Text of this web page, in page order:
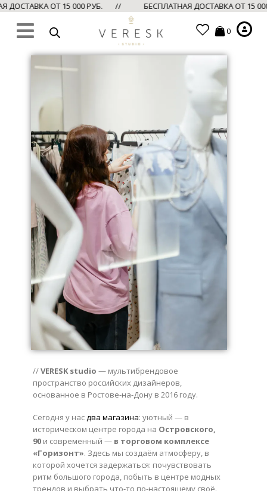
ДОСТАВКА ОТ 15 000 РУБ. // БЕСПЛАТНАЯ ДОСТАВКА ОТ 15
0
//VERESK studio — мультибрендовое
пространство российских дизайнеров,
основанное в Ростове-на-Дону в 2016 году.
Сегодня у насдва магазина: уютный — в
историческом центре города на Островского,
90 и современный — в торговом комплексе
«Горизонт». Здесь мы создаём атмосферу, в
которой хочется задержаться: почувствовать
ритм большого города, побыть в центре модных
трендов и выбрать что-то по-настоящему своё.